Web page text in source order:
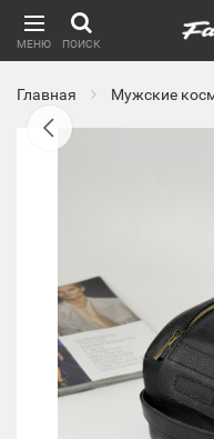
МЕНЮ ПОИСК
Главная Мужские